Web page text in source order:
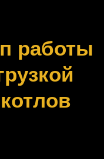
работы